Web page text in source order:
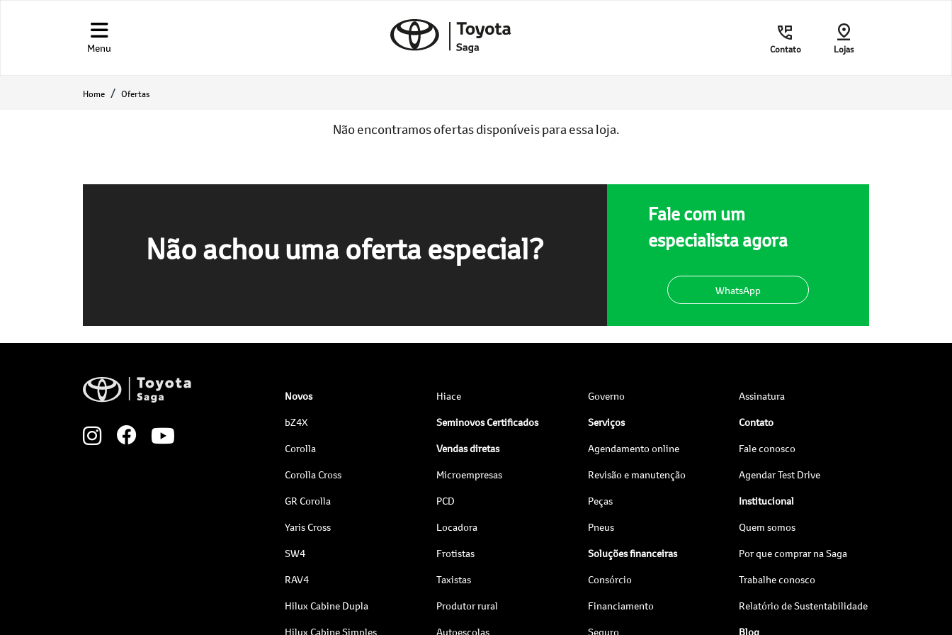
Menu Contato Lojas
Home Ofertas
Não encontramos ofertas disponíveis para essa loja.
Não achou uma oferta especial?
Fale com um
especialista agora
WhatsApp
Novos
bZ4X
Corolla
Corolla Cross
GR Corolla
Yaris Cross
SW4
RAV4
Hilux Cabine Dupla
Hilux Cabine Simples
Hiace
Seminovos Certificados
Vendas diretas
Microempresas
PCD
Locadora
Frotistas
Taxistas
Produtor rural
Autoescolas
Governo
Serviços
Agendamento online
Revisão e manutenção
Peças
Pneus
Soluções financeiras
Consórcio
Financiamento
Seguro
Assinatura
Contato
Fale conosco
Agendar Test Drive
Institucional
Quem somos
Por que comprar na Saga
Trabalhe conosco
Relatório de Sustentabilidade
Blog